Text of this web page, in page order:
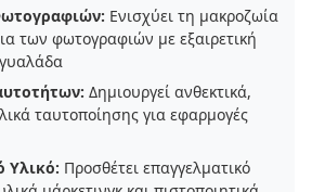
Ενισχύει τη μακροζωία
των φωτογραφιών με εξαιρετική
γυαλάδα
Δημιουργεί ανθεκτικά,
ταυτοποίησης για εφαρμογές
Υλικό: Προσθέτει επαγγελματικό